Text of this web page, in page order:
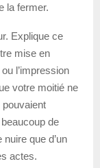
la fermer.
Explique ce
mise en
l’impression
votre moitié ne
de
que d’un
actes.